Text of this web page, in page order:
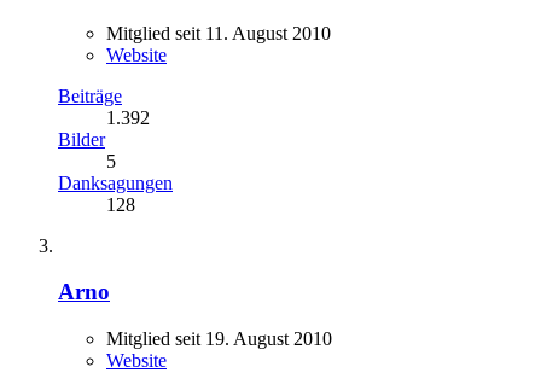
Mitglied seit 11. August 2010
Website
Beiträge
1.392
Bilder
5
Danksagungen
128
Arno
Mitglied seit 19. August 2010
Website